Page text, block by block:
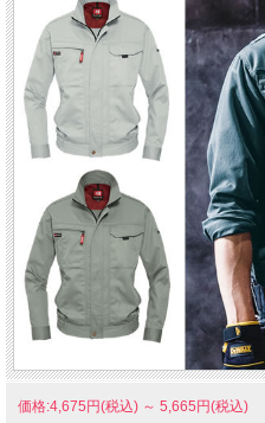
価格:4,675円(税込) ～ 5,665円(税込)